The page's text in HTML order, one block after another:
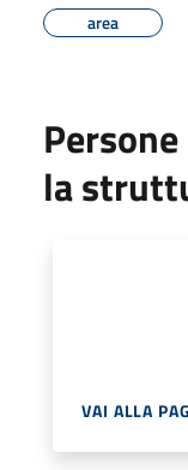
area
la
VAI ALLA